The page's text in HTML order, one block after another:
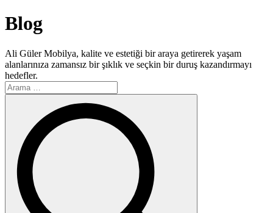
Blog
Ali Güler Mobilya, kalite ve estetiği bir araya getirerek yaşam
alanlarınıza zamansız bir şıklık ve seçkin bir duruş kazandırmayı
hedefler.